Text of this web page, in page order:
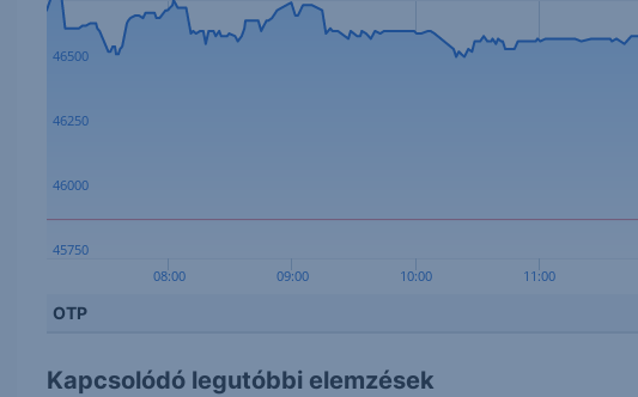
08:00 09:00 10:00 11:00
45750
46000
46250
46500
OTP
Kapcsolódó legutóbbi elemzések